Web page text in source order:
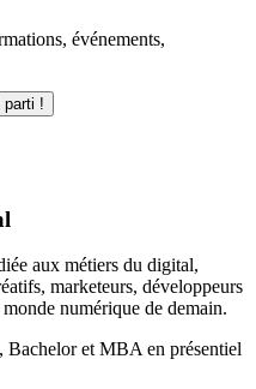
événements,
parti !
aux métiers du digital,
marketeurs, développeurs
numérique de demain.
et MBA en présentiel